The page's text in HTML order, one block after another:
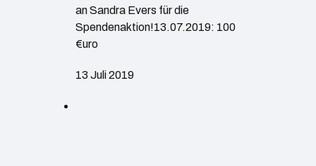
an Sandra Evers für die
Spendenaktion!13.07.2019: 100
€uro
13 Juli 2019